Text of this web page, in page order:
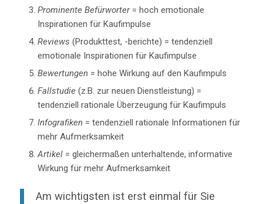
Prominente Befürworter = hoch emotionale
Inspirationen für Kaufimpulse
Reviews (Produkttest, -berichte) = tendenziell
emotionale Inspirationen für Kaufimpulse
Bewertungen = hohe Wirkung auf den Kaufimpuls
Fallstudie (z.B. zur neuen Dienstleistung) =
tendenziell rationale Überzeugung für Kaufimpuls
Infografiken= tendenziell rationale Informationen für
mehr Aufmerksamkeit
Artikel= gleichermaßen unterhaltende, informative
Wirkung für mehr Aufmerksamkeit
Am wichtigsten ist erst einmal für Sie